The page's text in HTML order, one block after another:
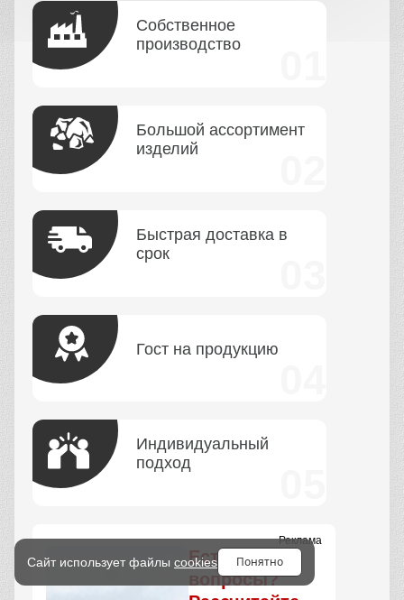
Собственное
производство
Большой ассортимент
изделий
Быстрая доставка в
срок
Гост на продукцию
Индивидуальный
подход
Реклама
Есть
вопросы?
Сайт использует файлы cookies Понятно